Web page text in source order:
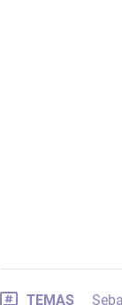
TEMAS